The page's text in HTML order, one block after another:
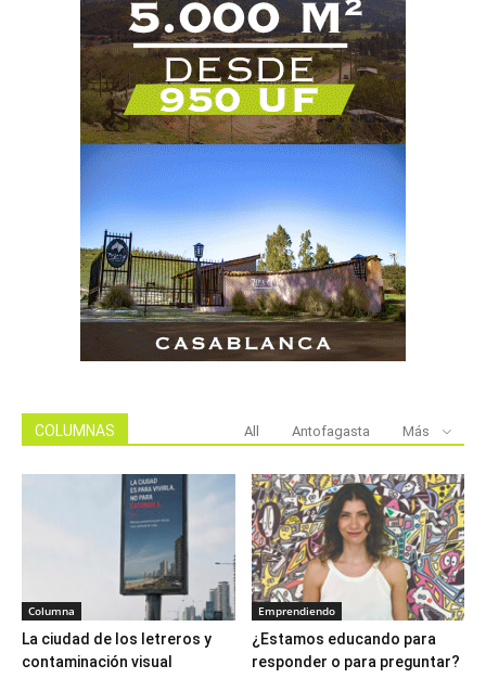
COLUMNAS All Antofagasta Más
Columna
La ciudad de los letreros y
contaminación visual
Emprendiendo
¿Estamos educando para
responder o para preguntar?